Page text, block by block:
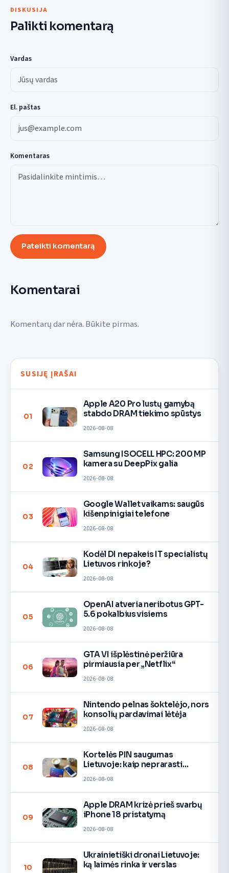
DISKUSIJA
Palikti komentarą
Vardas
El. paštas
Komentaras
Pateikti komentarą
Komentarai
Komentarų dar nėra. Būkite pirmas.
SUSIJĘ ĮRAŠAI
01
Apple A20 Pro lustų gamybą
stabdo DRAM tiekimo spūstys
2026-08-08
02
Samsung ISOCELL HPC: 200 MP
kamera su DeepPix galia
2026-08-08
03
Google Wallet vaikams: saugūs
kišenpinigiai telefone
2026-08-08
04
Kodėl DI nepakeis IT specialistų
Lietuvos rinkoje?
2026-08-08
05
OpenAI atveria neribotus GPT-
5.6 pokalbius visiems
2026-08-08
06
GTA VI išplėstinė peržiūra
pirmiausia per „Netflix“
2026-08-08
07
Nintendo pelnas šoktelėjo, nors
konsolių pardavimai lėtėja
2026-08-08
08
Kortelės PIN saugumas
Lietuvoje: kaip neprarasti
2026-08-08
09
Apple DRAM krizė prieš svarbų
iPhone 18 pristatymą
2026-08-08
10
Ukrainietiški dronai Lietuvoje:
ką laimės rinka ir verslas